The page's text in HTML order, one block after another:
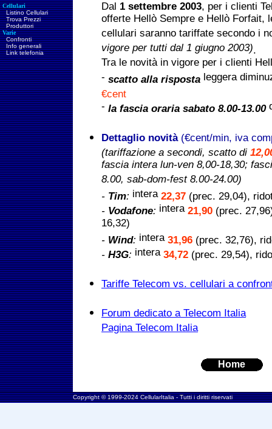
Cellulari
Listino Cellulari
Trova Prezzi
Produttori
Varie
Confronti
Info generali
Link telefonia
Dal 1 settembre 2003, per i clienti
offerte Hellò Sempre e Hellò Forfait,
cellulari saranno tariffate secondo i
vigore per tutti dal 1 giugno 2003).
Tra le novità in vigore per i clienti
- scatto alla risposta leggera
€cent
- la fascia oraria sabato 8.00-13.00
Dettaglio novità (€cent/min, iva
(tariffazione a secondi, scatto di
fascia intera lun-ven 8,00-18,30;
8.00, sab-dom-fest 8.00-24.00)
- Tim: intera 22,37 (prec. 29,04),
- Vodafone: intera 21,90 (prec.
16,32)
- Wind: intera 31,96 (prec. 32,76),
- H3G: intera 34,72 (prec. 29,54),
Tariffe Telecom vs. cellulari a
Forum dedicato a Telecom Italia
Pagina Telecom Italia
Home
Copyright © 1999-2024 CellularItalia - Tutti i diritti riservati